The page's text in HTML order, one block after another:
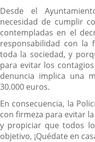
Desde el
necesidad de cumplir
contempladas en el
responsabilidad con la
toda la sociedad, y
para evitar los
denuncia implica una
30.000 euros.
En consecuencia, la
con firmeza para evitar
y propiciar que todos
objetivo, ¡Quédate en